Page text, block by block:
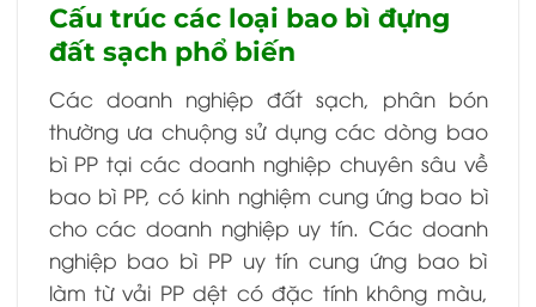
Cấu trúc các loại bao bì đựng
đất sạch phổ biến
Các doanh nghiệp đất sạch, phân bón
thường ưa chuộng sử dụng các dòng bao
bì PP tại các doanh nghiệp chuyên sâu về
bao bì PP, có kinh nghiệm cung ứng bao bì
cho các doanh nghiệp uy tín. Các doanh
nghiệp bao bì PP uy tín cung ứng bao bì
làm từ vải PP dệt có đặc tính không màu,